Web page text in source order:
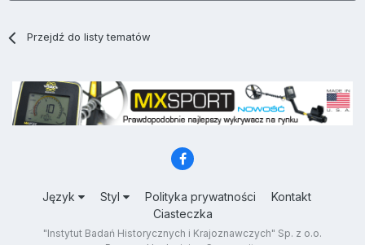
Przejdź do listy tematów
Język Styl Polityka prywatności
Kontakt
Ciasteczka
"Instytut Badań Historycznych i Krajoznawczych" Sp. z o.o.